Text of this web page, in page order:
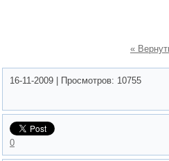
«
16-11-2009 Просмотров: 10755
0